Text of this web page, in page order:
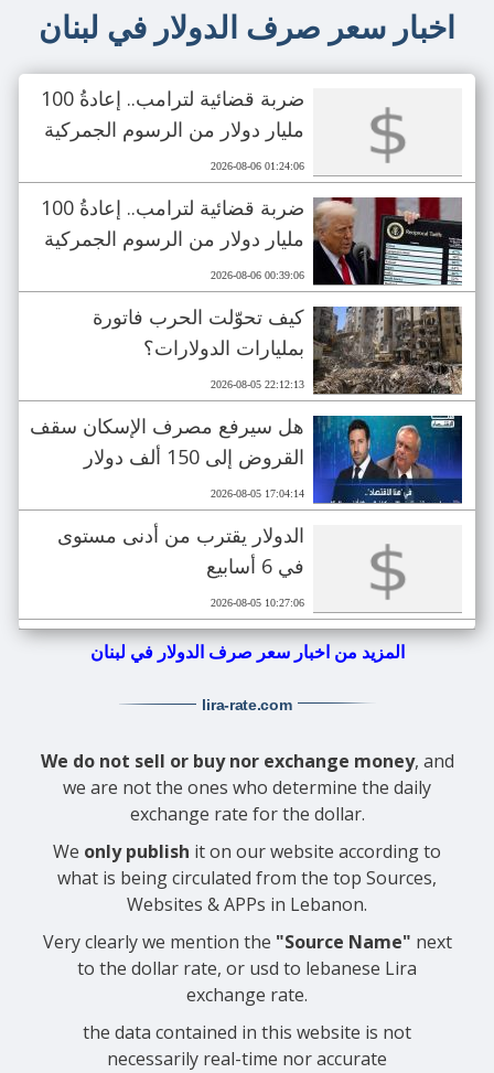
اخبار سعر صرف الدولار في لبنان
ضربة قضائية لترامب.. إعادةُ 100
مليار دولار من الرسوم الجمركية
2026-08-06 01:24:06
ضربة قضائية لترامب.. إعادةُ 100
مليار دولار من الرسوم الجمركية
2026-08-06 00:39:06
كيف تحوّلت الحرب فاتورة
بمليارات الدولارات؟
2026-08-05 22:12:13
هل سيرفع مصرف الإسكان سقف
القروض إلى 150 ألف دولار
2026-08-05 17:04:14
الدولار يقترب من أدنى مستوى
في 6 أسابيع
2026-08-05 10:27:06
المزيد من اخبار سعر صرف الدولار في لبنان
lira-rate.com
We do not sell or buy nor exchange money, and
we are not the ones who determine the daily
exchange rate for the dollar.
We only publish it on our website according to
what is being circulated from the top Sources,
Websites & APPs in Lebanon.
Very clearly we mention the "Source Name" next
to the dollar rate, or usd to lebanese Lira
exchange rate.
the data contained in this website is not
necessarily real-time nor accurate